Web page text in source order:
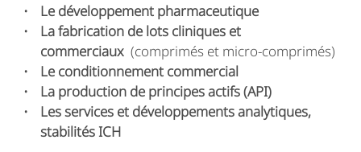
Le développement pharmaceutique
La fabrication de lots cliniques et
commerciaux (comprimés et micro-comprimés)
Le conditionnement commercial
La production de principes actifs (API)
Les services et développements analytiques,
stabilités ICH